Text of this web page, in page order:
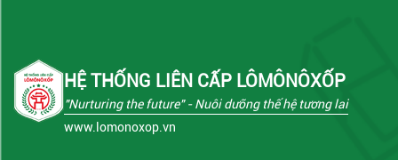
HỆ THỐNG LIÊN CẤP LÔMÔNÔXỐP
"Nurturing the future"- Nuôi dưỡng thế hệ tương lai
www.lomonoxop.vn